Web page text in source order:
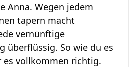
Anna. Wegen jedem
tapern macht
vernünftige
überflüssig. So wie du es
es vollkommen richtig.